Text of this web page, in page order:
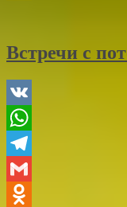
Встречи с
VK
WhatsApp
Telegram
Gmail